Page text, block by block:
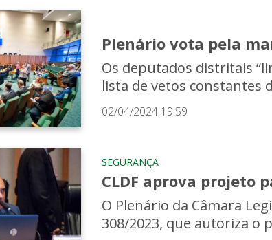
Plenário vota pela
Os deputados distritais
lista de vetos constantes
02/04/2024 19:59
SEGURANÇA
CLDF aprova projeto
O Plenário da Câmara
308/2023, que autoriza o